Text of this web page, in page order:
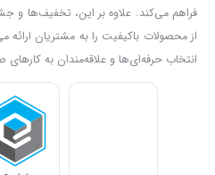
دریل دسترسی خوبی به شما خواهد
این دریل پیچ‌گوشتی قدرتمند و کارآمد
موتور برای انجام کارهای سبک و
ادامه میزان قدرت این دستگاه در
شما می‌توانید دور موتور این دستگاه
فراهم می‌کند. علاوه بر این، تخفیف‌ها و
انتخاب حرفه‌ای‌ها و علاقه‌مندان به